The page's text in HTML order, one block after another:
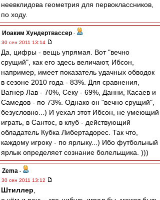
неевклидова геометрия для первоклассников,
по ходу.
Иоаким Хундертвассер -
30 сен 2011 13:14
Да, цифры - вещь упрямая. Вот "вечно
срущий", как его здесь величают, Ибсон,
например, имеет показатель удачных обводок
в сезоне 2010 года - 83%. Для сравнения,
Вагнер Лав - 70%, Секу - 69%, Данни, Касаев и
Самедов - по 73%. Однако он "вечно срущий",
безусловно...) И уехал этот Ибсон, не умеющий
играть, в Сантос, в клуб - действующий
обладатель Кубка Либертадорес. Так что,
каждому игроку - по ярлыку...) Ибо футбольный
ярлык определяет сознание болельщика. )))
Zema -
30 сен 2011 13:12
Штиллер